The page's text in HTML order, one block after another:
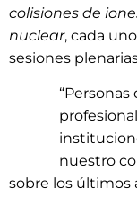
colisiones de
nuclear, cada
sesiones
nuestro
sobre los últimos